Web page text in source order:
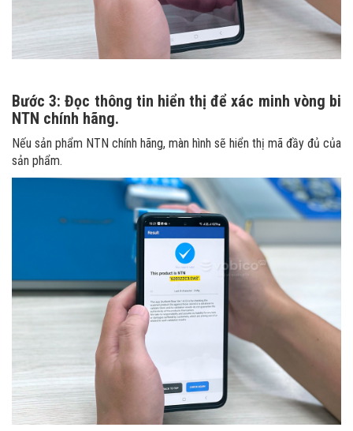
Bước 3: Đọc thông tin hiển thị để xác minh vòng bi
NTN chính hãng.
Nếu sản phẩm NTN chính hãng, màn hình sẽ hiển thị mã đầy đủ của
sản phẩm.